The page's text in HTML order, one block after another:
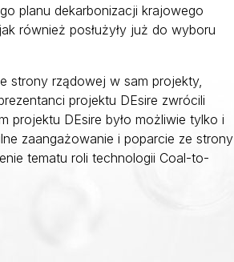
planu dekarbonizacji krajowego
również posłużyły już do wyboru
strony rządowej w sam projekty,
projektu DEsire zwrócili
projektu DEsire było możliwie tylko i
zaangażowanie i poparcie ze strony
tematu roli technologii Coal-to-